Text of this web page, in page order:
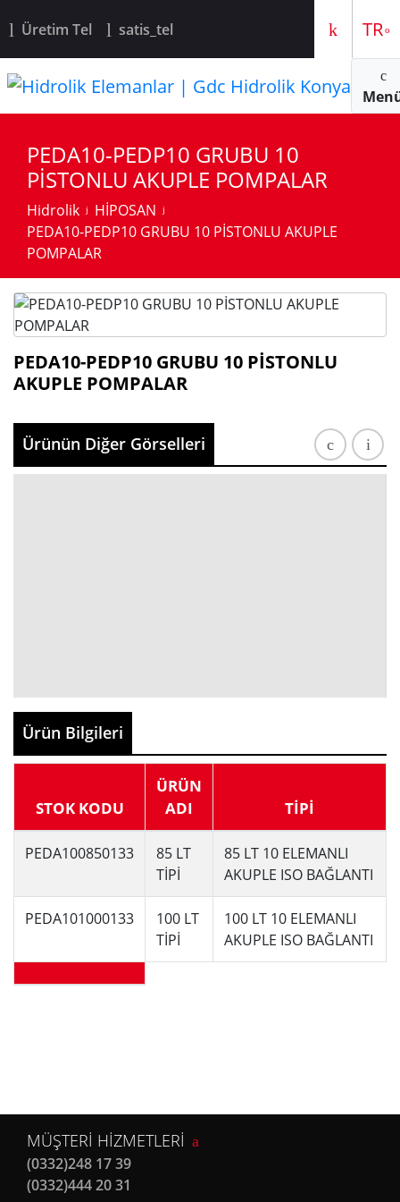
Üretim Tel satis_tel TR
EN
PEDA10-PEDP10 GRUBU 10
PİSTONLU AKUPLE POMPALAR
Hidrolik
HİPOSAN
PEDA10-PEDP10 GRUBU 10 PİSTONLU AKUPLE
POMPALAR
PEDA10-PEDP10 GRUBU 10 PİSTONLU
AKUPLE POMPALAR
Ürünün Diğer Görselleri
Ürün Bilgileri
STOK KODU
ÜRÜN
ADI
TİPİ
PEDA100850133
85 LT
TİPİ
85 LT 10 ELEMANLI
AKUPLE ISO BAĞLANTI
PEDA101000133
100 LT
TİPİ
100 LT 10 ELEMANLI
AKUPLE ISO BAĞLANTI
MÜŞTERİ HİZMETLERİ
(0332)248 17 39
(0332)444 20 31